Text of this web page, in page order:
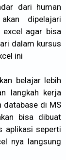
dari human
dipelajari
agar bisa
dalam kursus
ini
belajar lebih
langkah kerja
database di MS
bisa dibuat
aplikasi seperti
nya langsung